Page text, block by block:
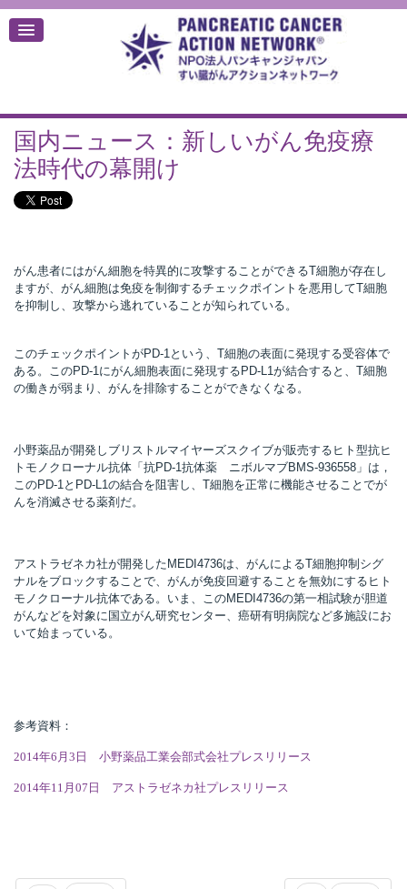
国内ニュース：新しいがん免疫療
法時代の幕開け
がん患者にはがん細胞を特異的に攻撃することができるT細胞が存在し
ますが、がん細胞は免疫を制御するチェックポイントを悪用してT細胞
を抑制し、攻撃から逃れていることが知られている。
このチェックポイントがPD-1という、T細胞の表面に発現する受容体で
ある。このPD-1にがん細胞表面に発現するPD-L1が結合すると、T細胞
の働きが弱まり、がんを排除することができなくなる。
小野薬品が開発しブリストルマイヤーズスクイブが販売するヒト型抗ヒ
トモノクローナル抗体「抗PD-1抗体薬 ニボルマブBMS-936558」は，
このPD-1とPD-L1の結合を阻害し、T細胞を正常に機能させることでが
んを消滅させる薬剤だ。
アストラゼネカ社が開発したMEDI4736は、がんによるT細胞抑制シグ
ナルをブロックすることで、がんが免疫回避することを無効にするヒト
モノクローナル抗体である。いま、このMEDI4736の第一相試験が胆道
がんなどを対象に国立がん研究センター、癌研有明病院など多施設にお
いて始まっている。
参考資料：
2014年6月3日 小野薬品工業会部式会社プレスリリース
2014年11月07日 アストラゼネカ社プレスリリース